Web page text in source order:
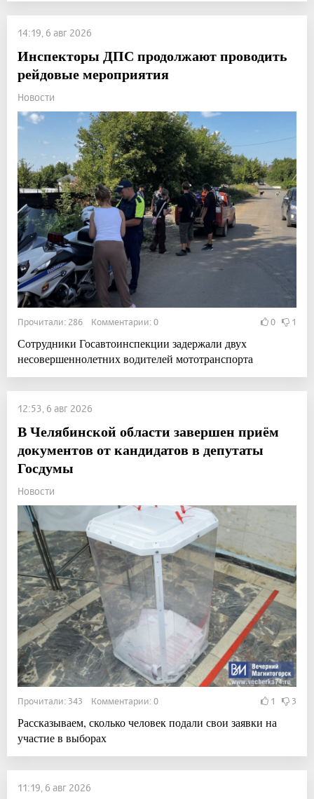
14:19, 6 авг 2026
Инспекторы ДПС продолжают проводить
рейдовые мероприятия
Новости
Прочитали: 286 Комментарии: 0 0 1
Сотрудники Госавтоинспекции задержали двух
несовершеннолетних водителей мототранспорта
12:53, 6 авг 2026
В Челябинской области завершен приём
документов от кандидатов в депутаты
Госдумы
Новости
Прочитали: 343 Комментарии: 0 1 3
Рассказываем, сколько человек подали свои заявки на
участие в выборах
11:19, 6 авг 2026